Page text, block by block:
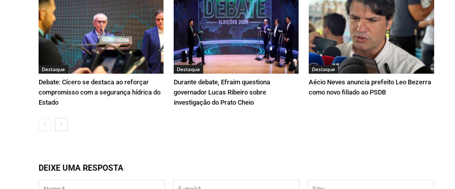
Destaque
Debate: Cícero se destaca ao reforçar
compromisso com a segurança hídrica do
Estado
Destaque
Durante debate, Efraim questiona
governador Lucas Ribeiro sobre
investigação do Prato Cheio
Destaque
Aécio Neves anuncia prefeito Leo Bezerra
como novo filiado ao PSDB
DEIXE UMA RESPOSTA
Nome:*